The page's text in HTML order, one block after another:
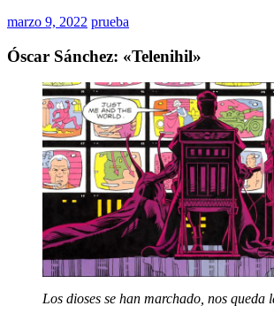
marzo 9, 2022 prueba
Óscar Sánchez: «Telenihil»
Los dioses se han marchado, nos queda